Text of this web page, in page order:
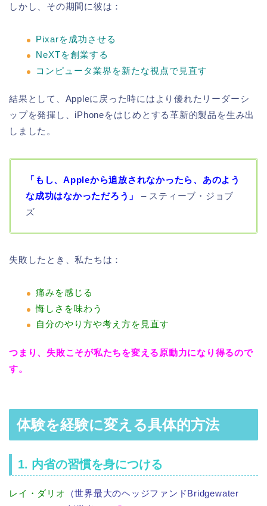
しかし、その期間に彼は：
Pixarを成功させる
NeXTを創業する
コンピュータ業界を新たな視点で見直す
結果として、Appleに戻った時にはより優れたリーダーシ
ップを発揮し、iPhoneをはじめとする革新的製品を生み出
しました。
「もし、Appleから追放されなかったら、あのよう
な成功はなかっただろう」
– スティーブ・ジョブ
ズ
失敗したとき、私たちは：
痛みを感じる
悔しさを味わう
自分のやり方や考え方を見直す
つまり、失敗こそが私たちを変える原動力になり得るので
す。
体験を経験に変える具体的方法
1. 内省の習慣を身につける
レイ・ダリオ （世界最大のヘッジファンドBridgewater